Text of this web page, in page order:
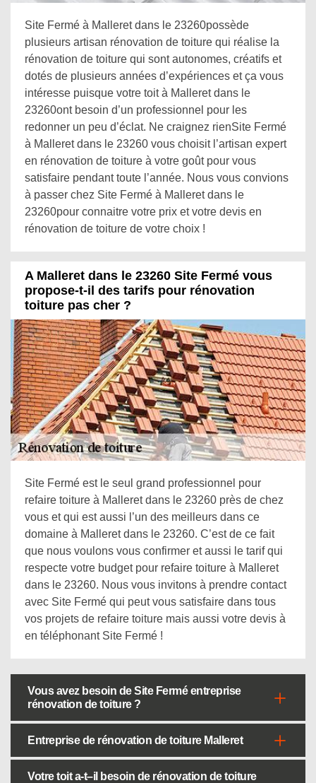
Site Fermé à Malleret dans le 23260possède
plusieurs artisan rénovation de toiture qui réalise la
rénovation de toiture qui sont autonomes, créatifs et
dotés de plusieurs années d’expériences et ça vous
intéresse puisque votre toit à Malleret dans le
23260ont besoin d’un professionnel pour les
redonner un peu d’éclat. Ne craignez rienSite Fermé
à Malleret dans le 23260 vous choisit l’artisan expert
en rénovation de toiture à votre goût pour vous
satisfaire pendant toute l’année. Nous vous convions
à passer chez Site Fermé à Malleret dans le
23260pour connaitre votre prix et votre devis en
rénovation de toiture de votre choix !
A Malleret dans le 23260 Site Fermé vous
propose-t-il des tarifs pour rénovation
toiture pas cher ?
Site Fermé est le seul grand professionnel pour
refaire toiture à Malleret dans le 23260 près de chez
vous et qui est aussi l’un des meilleurs dans ce
domaine à Malleret dans le 23260. C’est de ce fait
que nous voulons vous confirmer et aussi le tarif qui
respecte votre budget pour refaire toiture à Malleret
dans le 23260. Nous vous invitons à prendre contact
avec Site Fermé qui peut vous satisfaire dans tous
vos projets de refaire toiture mais aussi votre devis à
en téléphonant Site Fermé !
Vous avez besoin de Site Fermé entreprise
rénovation de toiture ?
Entreprise de rénovation de toiture Malleret
Votre toit a-t–il besoin de rénovation de toiture